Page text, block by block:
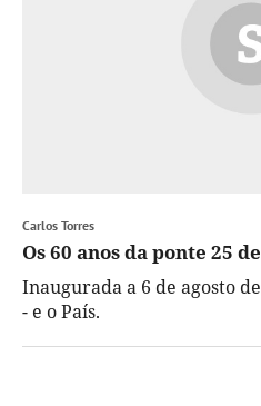
Carlos Torres
Os 60 anos da ponte 25
Inaugurada a 6 de agosto
- e o País.